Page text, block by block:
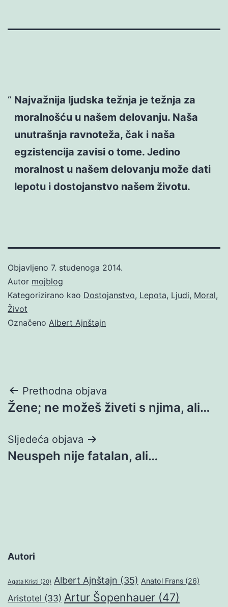
Najvažnija ljudska težnja je težnja za
moralnošću u našem delovanju. Naša
unutrašnja ravnoteža, čak i naša
egzistencija zavisi o tome. Jedino
moralnost u našem delovanju može dati
lepotu i dostojanstvo našem životu.
Objavljeno 7. studenoga 2014.
Autor mojblog
Kategorizirano kao Dostojanstvo, Lepota, Ljudi, Moral,
Život
Označeno Albert Ajnštajn
Navigacija
objava
Prethodna objava
Žene; ne možeš živeti s njima, ali…
Sljedeća objava
Neuspeh nije fatalan, ali…
Autori
Agata Kristi (20) Albert Ajnštajn (35) Anatol Frans (26)
Aristotel (33) Artur Šopenhauer (47)